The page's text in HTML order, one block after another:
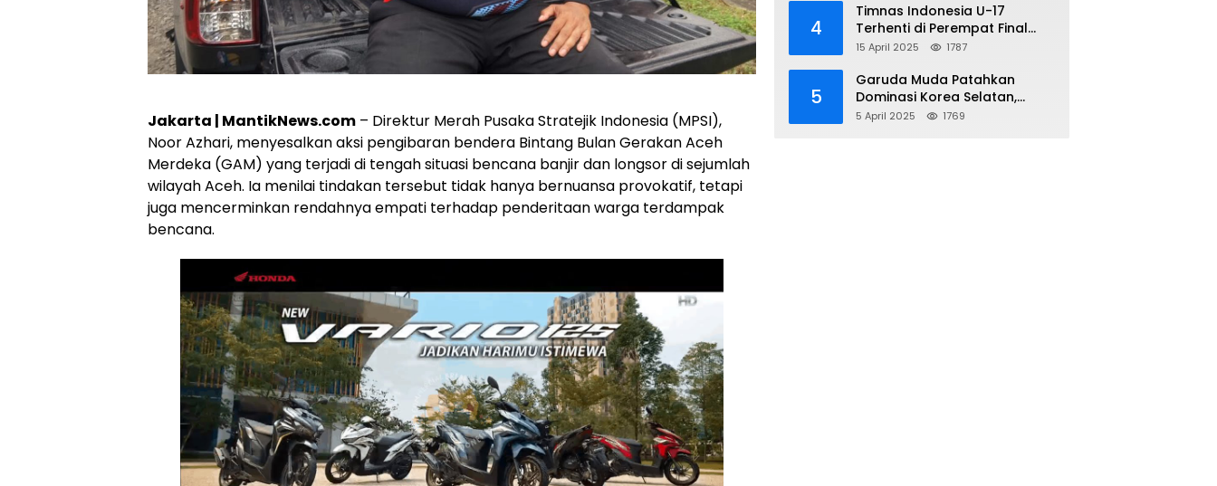
Jakarta | MantikNews.com – Direktur Merah Pusaka Stratejik Indonesia (MPSI),
Noor Azhari, menyesalkan aksi pengibaran bendera Bintang Bulan Gerakan Aceh
Merdeka (GAM) yang terjadi di tengah situasi bencana banjir dan longsor di sejumlah
wilayah Aceh. Ia menilai tindakan tersebut tidak hanya bernuansa provokatif, tetapi
juga mencerminkan rendahnya empati terhadap penderitaan warga terdampak
bencana.
Yaman 4-1 di Piala Asia 2025
4
Timnas Indonesia U-17
Terhenti di Perempat Final
Piala Asia 2025: Terkecoh
15 April 2025 1787
5
Garuda Muda Patahkan
Dominasi Korea Selatan,
Dalam Laga Pembuka Piala
5 April 2025 1769